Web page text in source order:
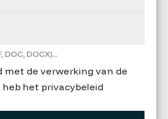
DOCX)...
met de verwerking van de
heb het privacybeleid